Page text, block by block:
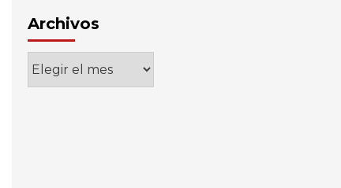
Archivos
Archivos